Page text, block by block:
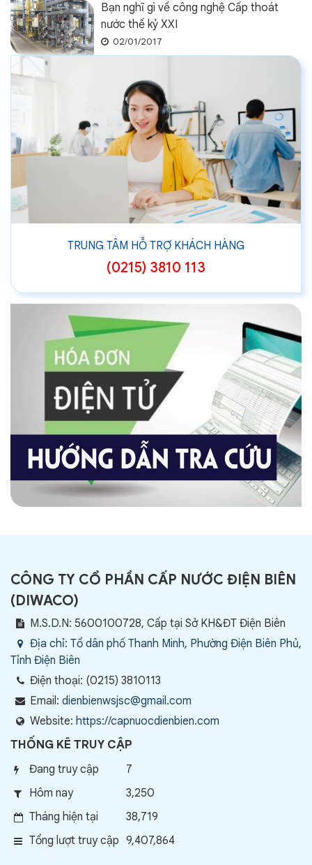
Bạn nghĩ gì về công nghệ Cấp thoát
nước thế kỷ XXI
02/01/2017
TRUNG TÂM HỖ TRỢ KHÁCH HÀNG
(0215) 3810 113
CÔNG TY CỔ PHẦN CẤP NƯỚC ĐIỆN BIÊN
(DIWACO)
M.S.D.N: 5600100728, Cấp tại Sở KH&ĐT Điện Biên
Địa chỉ: Tổ dân phố Thanh Minh, Phường Điện Biên Phủ,
Tỉnh Điện Biên
Điện thoại: (0215) 3810113
Email: dienbienwsjsc@gmail.com
Website: https://capnuocdienbien.com
THỐNG KÊ TRUY CẬP
Đang truy cập
7
Hôm nay
3,250
Tháng hiện tại
38,719
Tổng lượt truy cập 9,407,864